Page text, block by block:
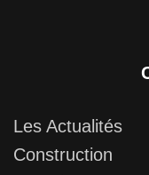
Les Actualités
Construction